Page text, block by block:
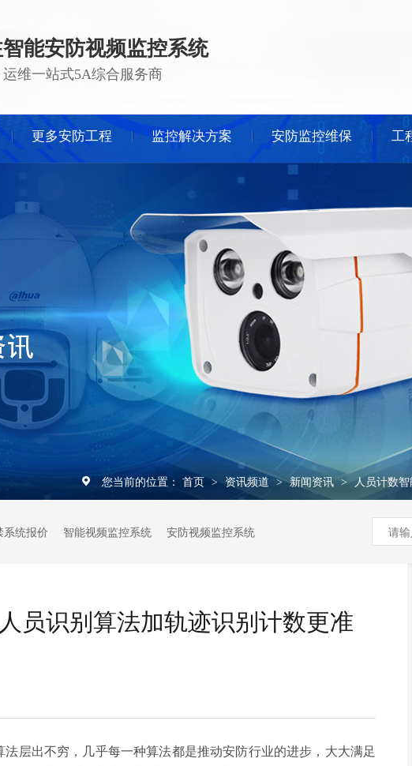
能安防视频监控系统
运维一站式5A综合服务商
更多安防工程 监控解决方案 安防监控维保 工
您当前的位置： 首页 > 资讯频道 > 新闻资讯 > 人员计数
系统报价 智能视频监控系统 安防视频监控系统
员识别算法加轨迹识别计数更准
出不穷，几乎每一种算法都是推动安防行业的进步，大大满足